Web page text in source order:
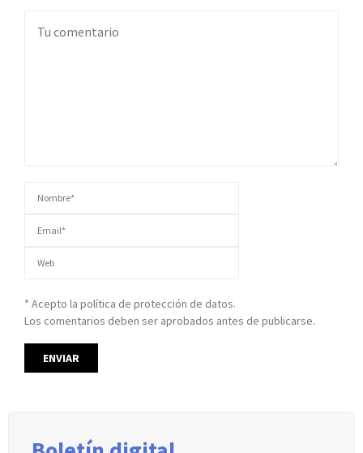
* Acepto la política de protección de datos.
Los comentarios deben ser aprobados antes de publicarse.